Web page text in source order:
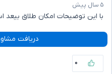
۵ سال پیش
با این توضیحات امکان طلاق بیعد
دریافت
۰